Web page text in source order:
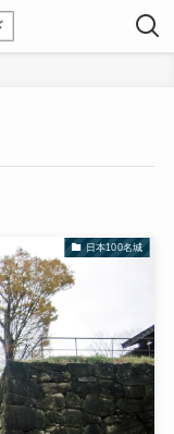
日本100名城